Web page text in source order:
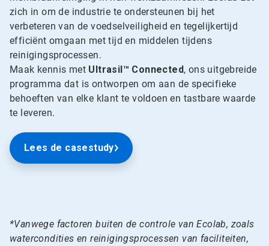
zich in om de industrie te ondersteunen bij het
verbeteren van de voedselveiligheid en tegelijkertijd
efficiënt omgaan met tijd en middelen tijdens
reinigingsprocessen.
Maak kennis met Ultrasil™ Connected, ons uitgebreide
programma dat is ontworpen om aan de specifieke
behoeften van elke klant te voldoen en tastbare waarde
te leveren.
Lees de casestudy
*Vanwege factoren buiten de controle van Ecolab, zoals
watercondities en reinigingsprocessen van faciliteiten,